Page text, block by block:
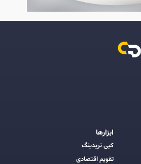
ابزارها
کپی تریدینگ
تقویم اقتصادی